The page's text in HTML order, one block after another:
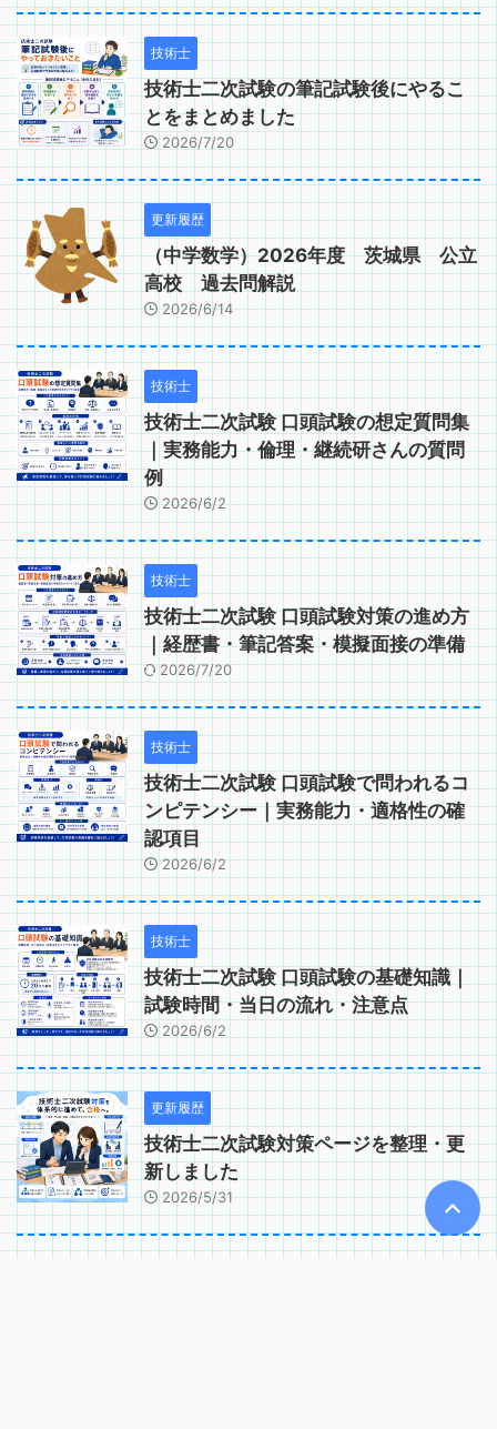
技術士
技術士二次試験の筆記試験後にやるこ
とをまとめました
2026/7/20
更新履歴
（中学数学）2026年度 茨城県 公立
高校 過去問解説
2026/6/14
技術士
技術士二次試験 口頭試験の想定質問集
｜実務能力・倫理・継続研さんの質問
例
2026/6/2
技術士
技術士二次試験 口頭試験対策の進め方
｜経歴書・筆記答案・模擬面接の準備
2026/7/20
技術士
技術士二次試験 口頭試験で問われるコ
ンピテンシー｜実務能力・適格性の確
認項目
2026/6/2
技術士
技術士二次試験 口頭試験の基礎知識｜
試験時間・当日の流れ・注意点
2026/6/2
更新履歴
技術士二次試験対策ページを整理・更
新しました
2026/5/31